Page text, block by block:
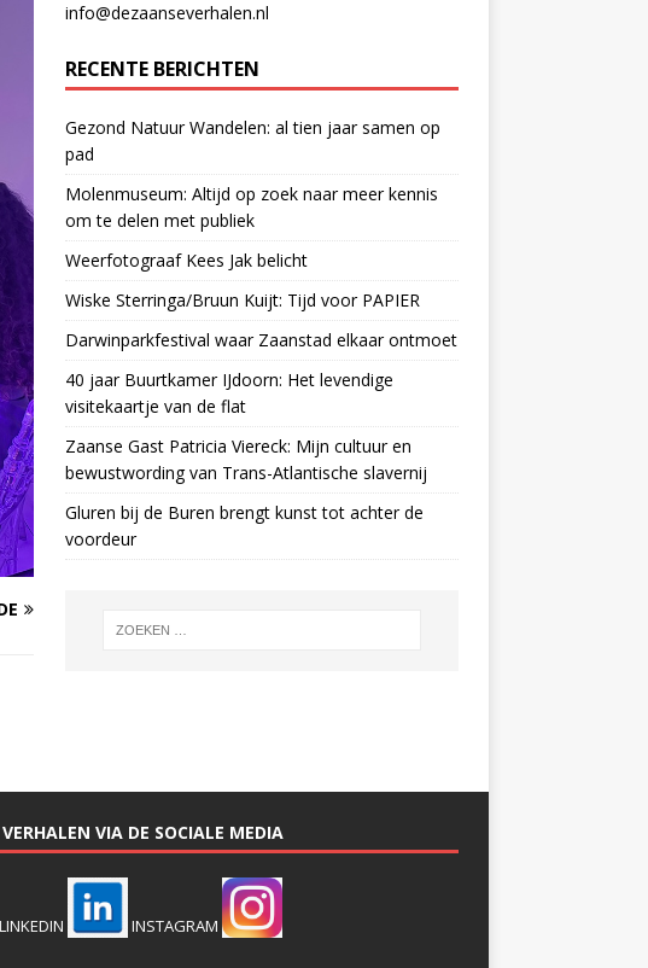
info@dezaanseverhalen.nl
RECENTE BERICHTEN
Gezond Natuur Wandelen: al tien jaar samen op
pad
Molenmuseum: Altijd op zoek naar meer kennis
om te delen met publiek
Weerfotograaf Kees Jak belicht
Wiske Sterringa/Bruun Kuijt: Tijd voor PAPIER
Darwinparkfestival waar Zaanstad elkaar ontmoet
40 jaar Buurtkamer IJdoorn: Het levendige
visitekaartje van de flat
Zaanse Gast Patricia Viereck: Mijn cultuur en
bewustwording van Trans-Atlantische slavernij
Gluren bij de Buren brengt kunst tot achter de
voordeur
VIA DE SOCIALE MEDIA
LINKEDIN INSTAGRAM